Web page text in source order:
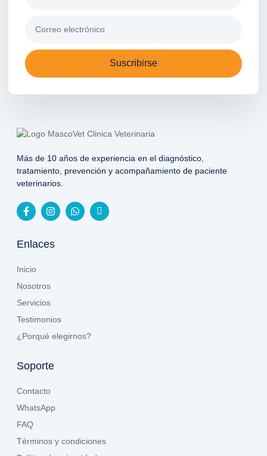
Suscribirse
Más de 10 años de experiencia en el diagnóstico,
tratamiento, prevención y acompañamiento de paciente
veterinarios.
Enlaces
Inicio
Nosotros
Servicios
Testimonios
¿Porqué elegirnos?
Soporte
Contacto
WhatsApp
FAQ
Términos y condiciones